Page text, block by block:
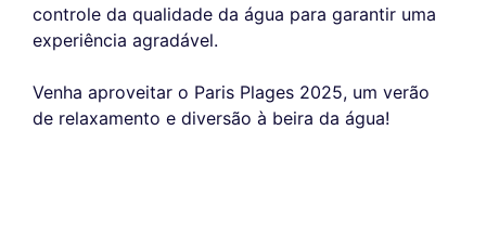
controle da qualidade da água para garantir uma
experiência agradável.
Venha aproveitar o Paris Plages 2025, um verão
de relaxamento e diversão à beira da água!